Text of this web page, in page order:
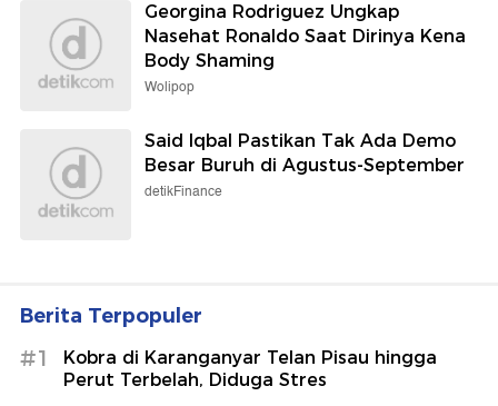
Georgina Rodriguez Ungkap
Nasehat Ronaldo Saat Dirinya Kena
Body Shaming
Wolipop
Said Iqbal Pastikan Tak Ada Demo
Besar Buruh di Agustus-September
detikFinance
Berita Terpopuler
#1
Kobra di Karanganyar Telan Pisau hingga
Perut Terbelah, Diduga Stres